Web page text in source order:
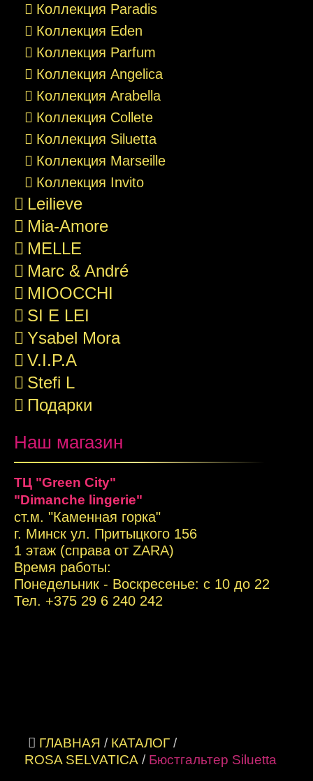
Коллекция Paradis
Коллекция Eden
Коллекция Parfum
Коллекция Angelica
Коллекция Arabella
Коллекция Collete
Коллекция Siluetta
Коллекция Marseille
Коллекция Invito
Leilieve
Mia-Amore
MELLE
Marc & André
MIOOCCHI
SI E LEI
Ysabel Mora
V.I.P.A
Stefi L
Подарки
Наш магазин
ТЦ "Green City"
"Dimanche lingerie"
ст.м. "Каменная горка"
г. Минск ул. Притыцкого 156
1 этаж (справа от ZARA)
Время работы:
Понедельник - Воскресенье: с 10 до 22
Тел. +375 29 6 240 242
ГЛАВНАЯ / КАТАЛОГ /
ROSA SELVATICA / Бюстгальтер Siluetta